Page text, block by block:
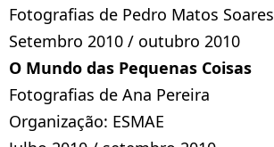
Fotografias de Pedro Matos Soares
Setembro 2010 / outubro 2010
O Mundo das Pequenas Coisas
Fotografias de Ana Pereira
Organização: ESMAE